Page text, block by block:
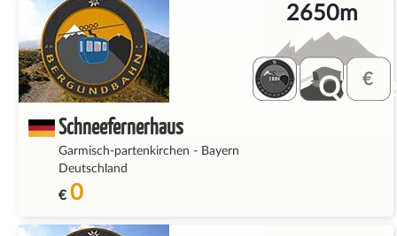
Schneefernerhaus
Garmisch-partenkirchen - Bayern
Deutschland
€ 0
2650m